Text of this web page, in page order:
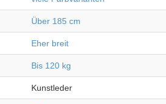
Über 185 cm
Eher breit
Bis 120 kg
Kunstleder